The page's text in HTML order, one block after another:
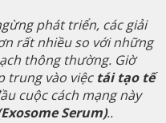
phát triển, các giải
rất nhiều so với những
thông thường. Giờ
trung vào việc tái tạo tế
cuộc cách mạng này
Serum)..